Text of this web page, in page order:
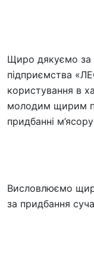
Щиро дякуємо за
підприємства
користування в
молодим щирим
придбанні
Висловлюємо
за придбання